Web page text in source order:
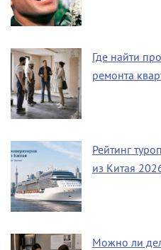
Где найти
ремонта
Рейтинг
из Китая
Можно ли